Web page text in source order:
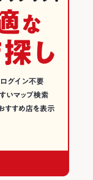
はご相談下さい。
グ
石・割烹ランキン